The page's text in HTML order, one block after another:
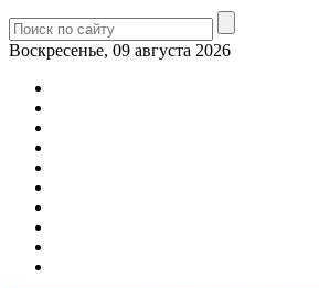
Воскресенье, 09 августа 2026